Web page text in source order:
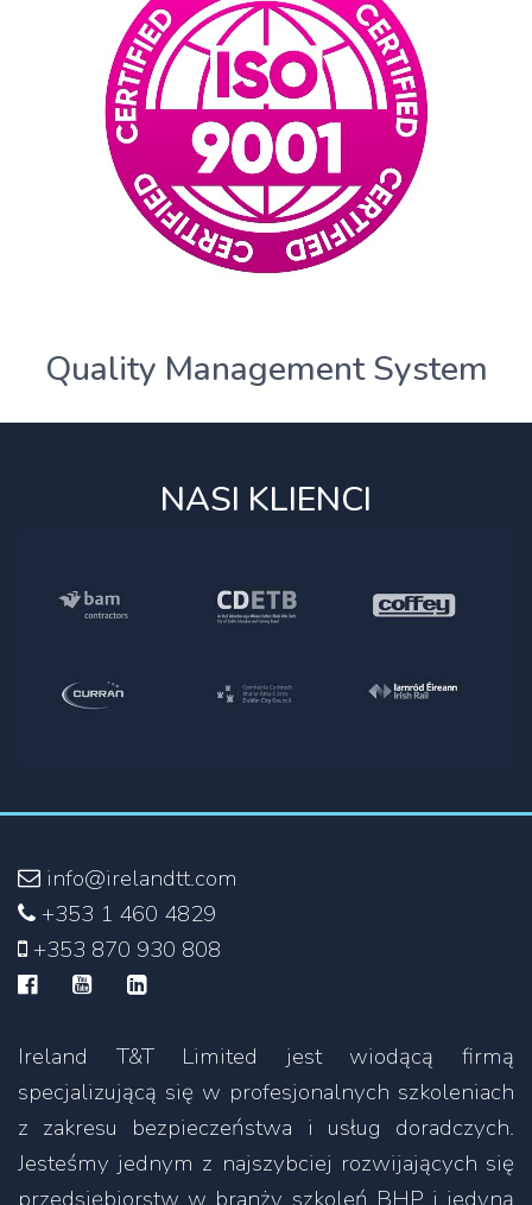
Quality Management System
NASI KLIENCI
info@irelandtt.com
+353 1 460 4829
+353 870 930 808
Ireland T&T Limited jest wiodącą firmą
specjalizującą się w profesjonalnych szkoleniach
z zakresu bezpieczeństwa i usług doradczych.
Jesteśmy jednym z najszybciej rozwijających się